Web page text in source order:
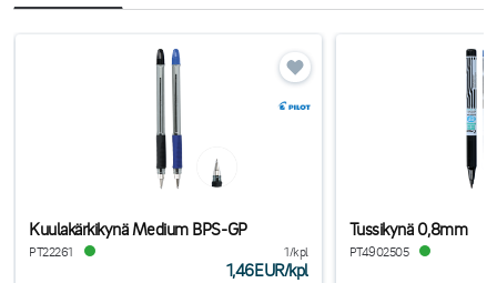
Kuulakärkikynä Medium BPS-GP
PT22261 1/kpl
1,46EUR/kpl
Tussikynä 0,8mm
PT4902505